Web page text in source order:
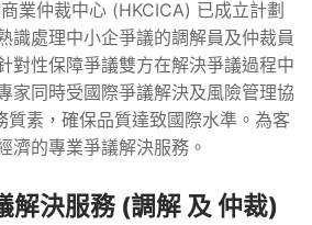
業仲裁中心 (HKCICA) 已成立計劃
識處理中小企爭議的調解員及仲裁員
對性保障爭議雙方在解決爭議過程中
家同時受國際爭議解決及風險管理協
質素，確保品質達致國際水準。為客
濟的專業爭議解決服務。
解決服務 (調解 及 仲裁)